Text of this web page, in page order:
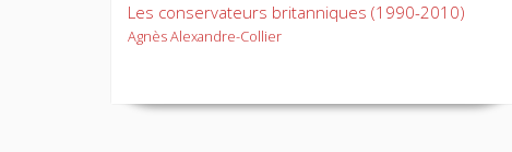
Les conservateurs britanniques (1990-2010)
Agnès Alexandre-Collier